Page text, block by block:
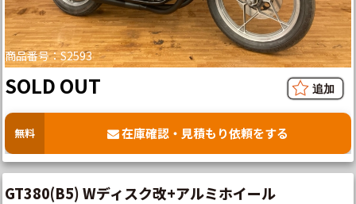
商品番号：S2593
SOLD OUT
無料 在庫確認・見積もり依頼をする
GT380(B5) Wディスク改+アルミホイール